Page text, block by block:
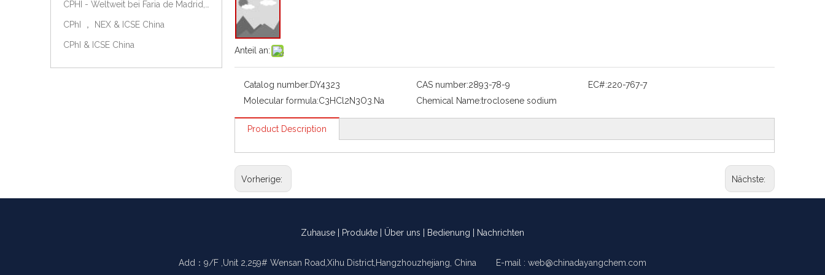
CPhI ， NEX & ICSE China
CPhI & ICSE China
Anteil an:
Catalog number:DY4323 CAS number:2893-78-9 EC#:220-767-7
Molecular formula:C3HCl2N3O3.Na Chemical Name:troclosene sodium
Product Description
Vorherige: Nächste:
Zuhause Produkte Über uns Bedienung Nachrichten
Add：9/F ,Unit 2,259# Wensan Road,Xihu District,Hangzhouzhejiang, China E-mail : web@chinadayangchem.com